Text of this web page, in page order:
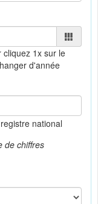
cliquez 1x sur le
d'année
national
de chiffres